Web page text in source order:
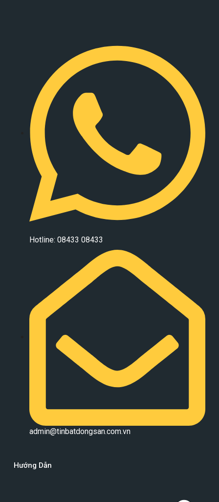
Hotline: 08433 08433
admin@tinbatdongsan.com.vn
Hướng Dẫn